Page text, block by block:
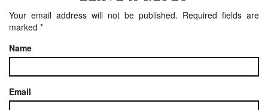
Your email address will not be published. Required fields are
marked *
Name
Email